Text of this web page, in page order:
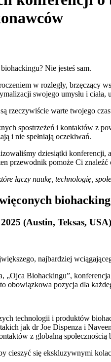
Nie jesteś sam.
w rozległy, brzęczący
swojego umysłu i
rzeczywiście warte twojego
spostrzeżeń i kontaktów z
i nie spełniają oczekiwań.
dziesiątki
przewodnik pomoże Ci
łączy naukę, technologię,
(Austin, Teksas, USA)
najbardziej
„Ojca Biohackingu”,
obowiązkowa pozycja dla
technologii i produktów
jak dr Joe Dispenza i
z globalną społecznością
cieszyć się ekskluzywnymi